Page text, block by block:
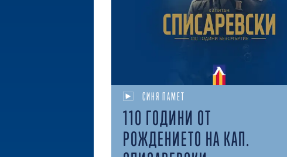
СИНЯ ПАМЕТ
110 ГОДИНИ ОТ
РОЖДЕНИЕТО НА КАП.